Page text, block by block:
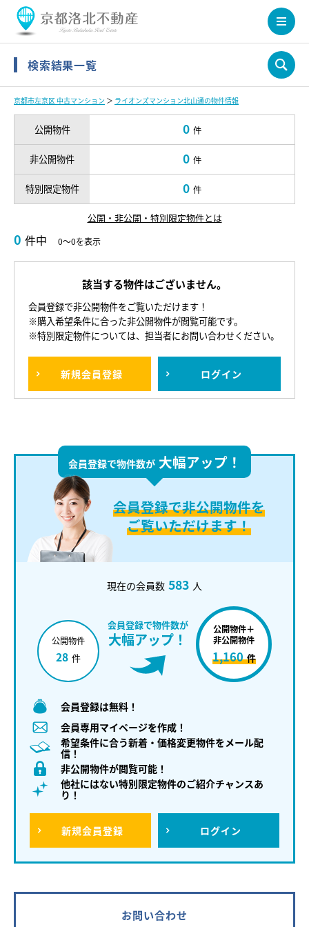
検索結果一覧
京都市左京区 中古マンション ＞ ライオンズマンション北山通の物件情報
公開物件 0 件
非公開物件 0 件
特別限定物件 0 件
公開・非公開・特別限定物件とは
0 件中 0～0を表示
該当する物件はございません。
会員登録で非公開物件をご覧いただけます！
※購入希望条件に合った非公開物件が閲覧可能です。
※特別限定物件については、担当者にお問い合わせください。
新規会員登録 ログイン
会員登録で物件数が 大幅アップ！
会員登録で非公開物件を
ご覧いただけます！
現在の会員数 583 人
会員登録で物件数が
大幅アップ！
公開物件
28 件
公開物件＋
非公開物件
1,160 件
会員登録は無料！
会員専用マイページを作成！
希望条件に合う新着・価格変更物件をメール配
信！
非公開物件が閲覧可能！
他社にはない特別限定物件のご紹介チャンスあ
り！
新規会員登録 ログイン
お問い合わせ